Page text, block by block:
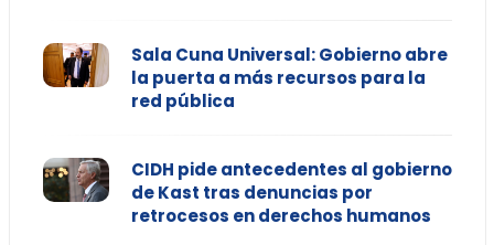
Sala Cuna Universal: Gobierno abre
la puerta a más recursos para la
red pública
CIDH pide antecedentes al gobierno
de Kast tras denuncias por
retrocesos en derechos humanos